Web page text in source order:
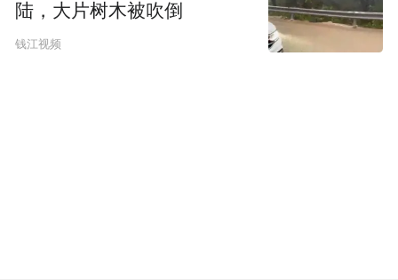
陆，大片树木被吹倒
钱江视频